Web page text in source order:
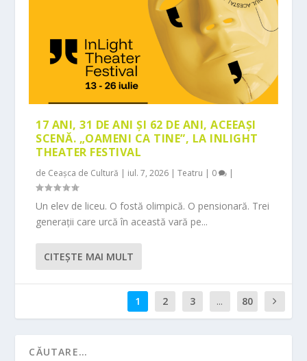
17 ANI, 31 DE ANI ȘI 62 DE ANI, ACEEAȘI
SCENĂ. „OAMENI CA TINE”, LA INLIGHT
THEATER FESTIVAL
de Ceașca de Cultură | iul. 7, 2026 |Teatru | 0 |
Un elev de liceu. O fostă olimpică. O pensionară. Trei
generații care urcă în această vară pe...
CITEŞTE MAI MULT
1 2 3 ... 80